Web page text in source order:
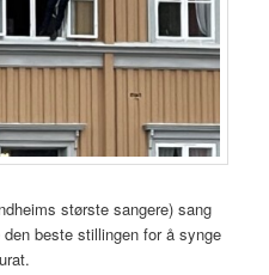
største sangere) sang
den beste stillingen for å synge